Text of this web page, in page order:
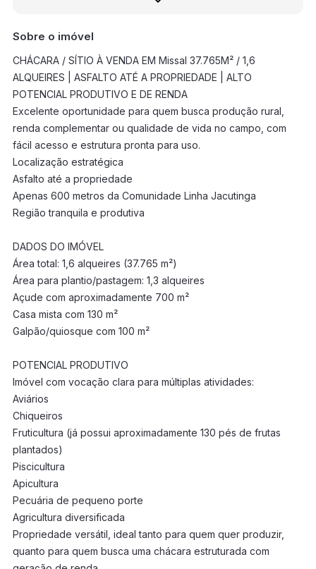
Sobre o imóvel
CHÁCARA / SÍTIO À VENDA EM Missal 37.765M² / 1,6
ALQUEIRES | ASFALTO ATÉ A PROPRIEDADE | ALTO
POTENCIAL PRODUTIVO E DE RENDA
Excelente oportunidade para quem busca produção rural,
renda complementar ou qualidade de vida no campo, com
fácil acesso e estrutura pronta para uso.
Localização estratégica
Asfalto até a propriedade
Apenas 600 metros da Comunidade Linha Jacutinga
Região tranquila e produtiva
DADOS DO IMÓVEL
Área total: 1,6 alqueires (37.765 m²)
Área para plantio/pastagem: 1,3 alqueires
Açude com aproximadamente 700 m²
Casa mista com 130 m²
Galpão/quiosque com 100 m²
POTENCIAL PRODUTIVO
Imóvel com vocação clara para múltiplas atividades:
Aviários
Chiqueiros
Fruticultura (já possui aproximadamente 130 pés de frutas
plantados)
Piscicultura
Apicultura
Pecuária de pequeno porte
Agricultura diversificada
Propriedade versátil, ideal tanto para quem quer produzir,
quanto para quem busca uma chácara estruturada com